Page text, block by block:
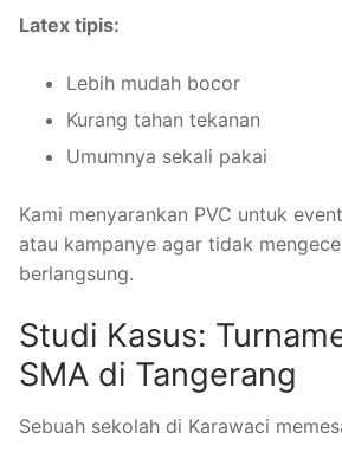
Latex tipis:
Lebih mudah bocor
Kurang tahan tekanan
Umumnya sekali pakai
Kami menyarankan PVC untuk
atau kampanye agar tidak
berlangsung.
Studi Kasus:
SMA di Tangerang
Sebuah sekolah di Karawaci